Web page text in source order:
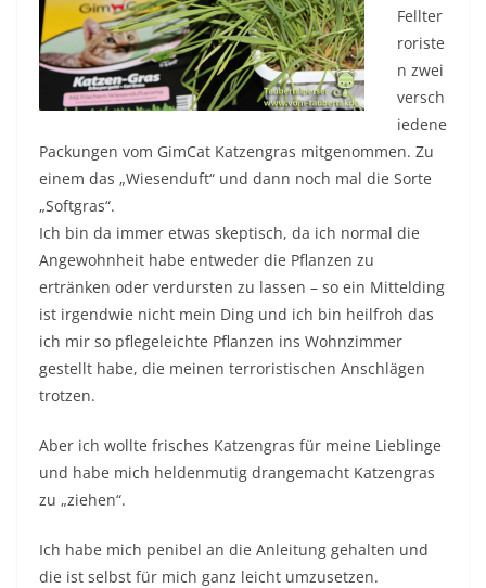
Fellter
roriste
n zwei
versch
iedene
Packungen vom GimCat Katzengras mitgenommen. Zu
einem das „Wiesenduft“ und dann noch mal die Sorte
„Softgras“.
Ich bin da immer etwas skeptisch, da ich normal die
Angewohnheit habe entweder die Pflanzen zu
ertränken oder verdursten zu lassen – so ein Mittelding
ist irgendwie nicht mein Ding und ich bin heilfroh das
ich mir so pflegeleichte Pflanzen ins Wohnzimmer
gestellt habe, die meinen terroristischen Anschlägen
trotzen.
Aber ich wollte frisches Katzengras für meine Lieblinge
und habe mich heldenmutig drangemacht Katzengras
zu „ziehen“.
Ich habe mich penibel an die Anleitung gehalten und
die ist selbst für mich ganz leicht umzusetzen.